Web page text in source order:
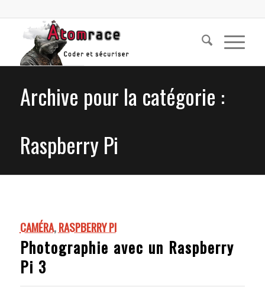
Archive pour la catégorie :
Raspberry Pi
CAMÉRA,RASPBERRY PI
Photographie avec un Raspberry
Pi 3